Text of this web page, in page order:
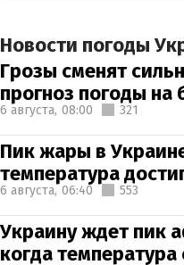
Новости погоды
Грозы сменят
прогноз погоды
6 августа, 08:00 321
Пик жары в
температура
6 августа, 06:40 553
Украину ждет пик
когда температура